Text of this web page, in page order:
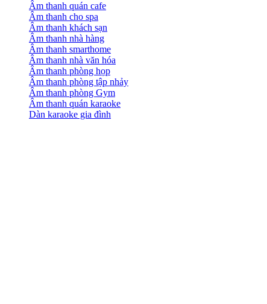
Âm thanh quán cafe
Âm thanh cho spa
Âm thanh khách sạn
Âm thanh nhà hàng
Âm thanh smarthome
Âm thanh nhà văn hóa
Âm thanh phòng họp
Âm thanh phòng tập nhảy
Âm thanh phòng Gym
Âm thanh quán karaoke
Dàn karaoke gia đình